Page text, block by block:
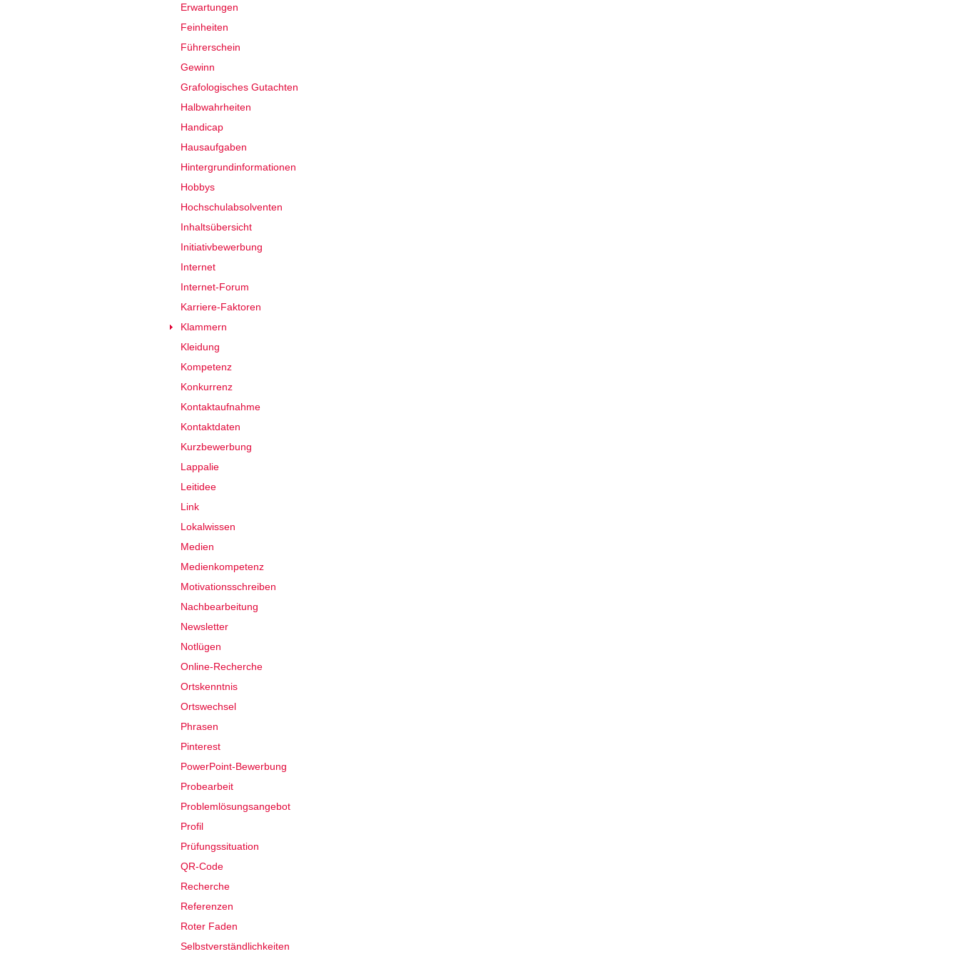
Erwartungen
Feinheiten
Führerschein
Gewinn
Grafologisches Gutachten
Halbwahrheiten
Handicap
Hausaufgaben
Hintergrundinformationen
Hobbys
Hochschulabsolventen
Inhaltsübersicht
Initiativbewerbung
Internet
Internet-Forum
Karriere-Faktoren
Klammern
Kleidung
Kompetenz
Konkurrenz
Kontaktaufnahme
Kontaktdaten
Kurzbewerbung
Lappalie
Leitidee
Link
Lokalwissen
Medien
Medienkompetenz
Motivationsschreiben
Nachbearbeitung
Newsletter
Notlügen
Online-Recherche
Ortskenntnis
Ortswechsel
Phrasen
Pinterest
PowerPoint-Bewerbung
Probearbeit
Problemlösungsangebot
Profil
Prüfungssituation
QR-Code
Recherche
Referenzen
Roter Faden
Selbstverständlichkeiten